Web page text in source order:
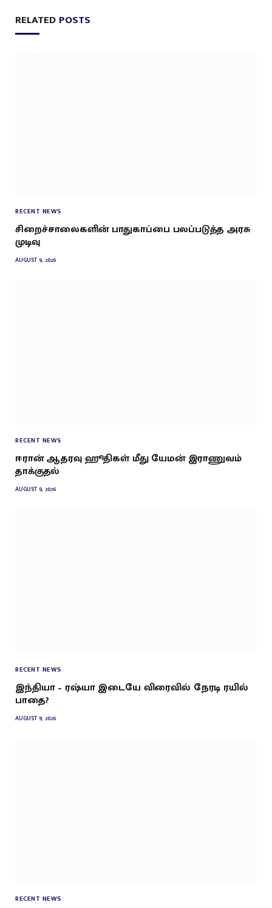
RELATED POSTS
RECENT NEWS
சிறைச்சாலைகளின் பாதுகாப்பை பலப்படுத்த அரசு
முடிவு
AUGUST 9, 2026
RECENT NEWS
ஈரான் ஆதரவு ஹூதிகள் மீது யேமன் இராணுவம்
தாக்குதல்
AUGUST 9, 2026
RECENT NEWS
இந்தியா – ரஷ்யா இடையே விரைவில் நேரடி ரயில்
பாதை?
AUGUST 9, 2026
RECENT NEWS